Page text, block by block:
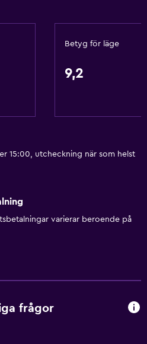
Betyg för läge
9,2
15:00, utcheckning när som helst
varierar beroende på
frågor